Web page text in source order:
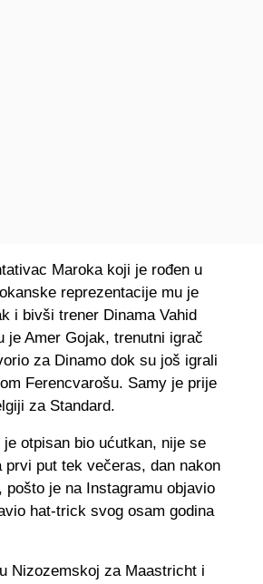
Maroka koji je rođen u
reprezentacije mu je
i bivši trener Dinama Vahid
je Amer Gojak, trenutni igrač
za Dinamo dok su još igrali
Ferencvarošu. Samy je prije
za Standard.
otpisan bio ućutkan, nije se
prvi put tek večeras, dan nakon
pošto je na Instagramu objavio
hat-trick svog osam godina
Nizozemskoj za Maastricht i